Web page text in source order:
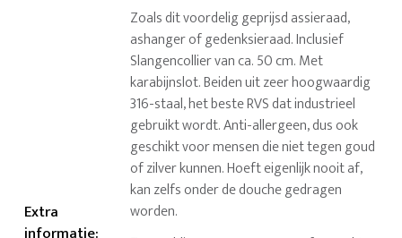
Extra
Zoals dit voordelig geprijsd assieraad,
ashanger of gedenksieraad. Inclusief
Slangencollier van ca. 50 cm. Met
karabijnslot. Beiden uit zeer hoogwaardig
316-staal, het beste RVS dat industrieel
gebruikt wordt. Anti-allergeen, dus ook
geschikt voor mensen die niet tegen goud
of zilver kunnen. Hoeft eigenlijk nooit af,
kan zelfs onder de douche gedragen
worden.